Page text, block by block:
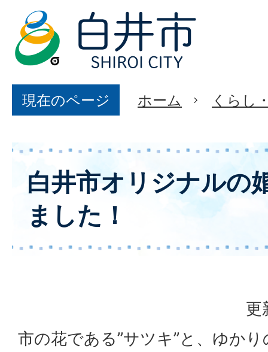
現在のページ ホーム くらし
白井市オリジナルの
ました！
更
市の花である”サツキ”と、ゆか